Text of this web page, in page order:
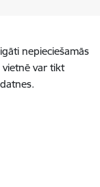
nepieciešamās
vietnē var tikt